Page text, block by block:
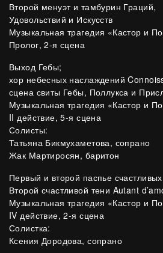
Второй менуэт и тамбурин Граций,
Удовольствий и Искусств
Музыкальная трагедия «Кастор и
Пролог, 2-я сцена
Выход Гебы;
хор небесных наслаждений
сцена свиты Гебы, Поллукса и
Музыкальная трагедия «Кастор и
II действие, 5-я сцена
Солисты:
Татьяна Бикмухаметова, сопрано
Жак Мартиросян, баритон
Первый и второй паспье
Второй счастливой тени Autant
Музыкальная трагедия «Кастор и
IV действие, 2-я сцена
Солистка:
Ксения Дородова, сопрано